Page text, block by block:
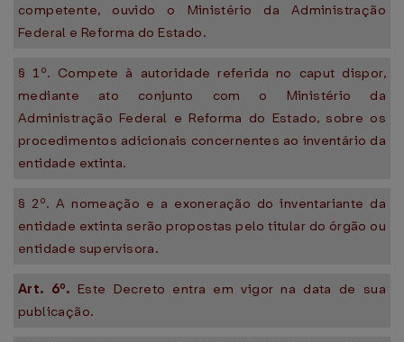
competente, ouvido o Ministério da Administração
Federal e Reforma do Estado.
§ 1º. Compete à autoridade referida no caput dispor,
mediante ato conjunto com o Ministério da
Administração Federal e Reforma do Estado, sobre os
procedimentos adicionais concernentes ao inventário da
entidade extinta.
§ 2º. A nomeação e a exoneração do inventariante da
entidade extinta serão propostas pelo titular do órgão ou
entidade supervisora.
Art. 6º. Este Decreto entra em vigor na data de sua
publicação.